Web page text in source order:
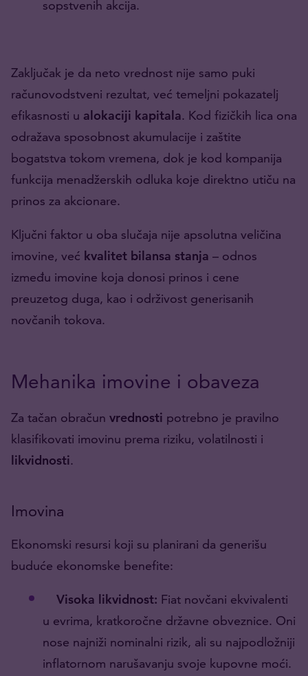
sopstvenih akcija.
Zaključak je da neto vrednost nije samo puki
računovodstveni rezultat, već temeljni pokazatelj
efikasnosti u alokaciji kapitala. Kod fizičkih lica ona
odražava sposobnost akumulacije i zaštite
bogatstva tokom vremena, dok je kod kompanija
funkcija menadžerskih odluka koje direktno utiču na
prinos za akcionare.
Ključni faktor u oba slučaja nije apsolutna veličina
imovine, već kvalitet bilansa stanja – odnos
između imovine koja donosi prinos i cene
preuzetog duga, kao i održivost generisanih
novčanih tokova.
Mehanika imovine i obaveza
Za tačan obračun vrednosti potrebno je pravilno
klasifikovati imovinu prema riziku, volatilnosti i
likvidnosti.
Imovina
Ekonomski resursi koji su planirani da generišu
buduće ekonomske benefite:
Visoka likvidnost: Fiat novčani ekvivalenti
u evrima, kratkoročne državne obveznice. Oni
nose najniži nominalni rizik, ali su najpodložniji
inflatornom narušavanju svoje kupovne moći.